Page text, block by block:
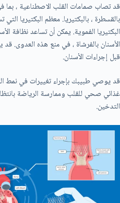
قد تصاب صمامات القلب الاصطناعية ، بما
بالقسطرة ، بالبكتيريا. معظم البكتيريا
البكتيريا الفموية. يمكن أن تساعد نظافة
الأسنان بالفرشاة ، في منع هذه العدوى.
قبل إجراءات الأسنان.
قد يوصي طبيبك بإجراء تغييرات في نمط
غذائي صحي للقلب وممارسة الرياضة
التدخين.